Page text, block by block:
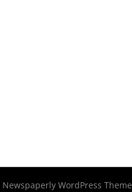
Newspaperly WordPress Theme